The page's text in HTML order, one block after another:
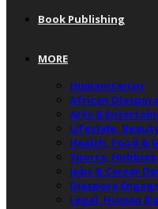
Book Publishing
MORE
Humanitarian
African
Arts &
Lifestyle,
Health, Food &
Sports,
Jobs & Career
Diaspora
Legal, Human